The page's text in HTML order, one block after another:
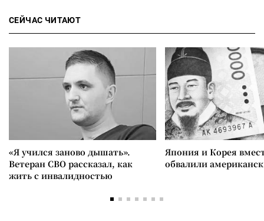
СЕЙЧАС ЧИТАЮТ
«Я учился заново дышать».
Ветеран СВО рассказал, как
жить с инвалидностью
Япония и Корея
обвалили